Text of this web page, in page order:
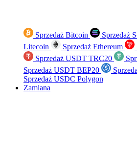
Sprzedaż Bitcoin Sprzedaż
Litecoin
Sprzedaż Ethereum
Sprzedaż USDT TRC20
Sprzedaż USDT BEP20
Sprzedaż USDC Polygon
Zamiana